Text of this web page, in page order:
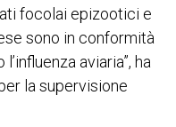
focolai epizootici e
sono in conformità
aviaria”, ha
la supervisione